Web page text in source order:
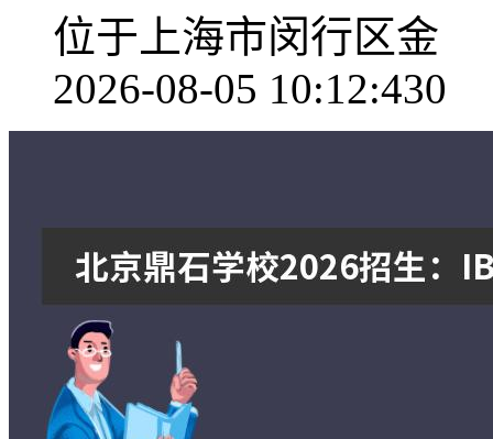
位于上海市闵行区金
2026-08-05 10:12:430